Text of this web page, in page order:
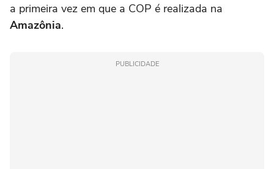
a primeira vez em que a COP é realizada na
Amazônia.
PUBLICIDADE